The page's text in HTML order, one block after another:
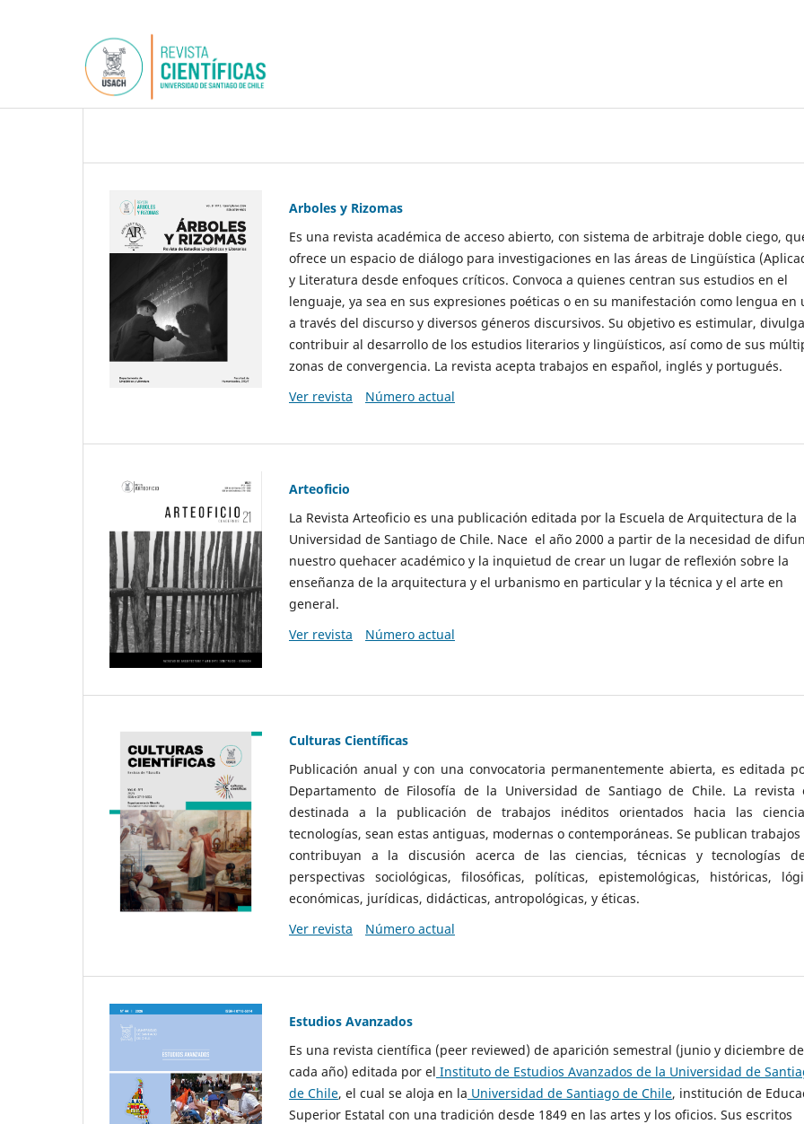
Arboles y Rizomas
Es una revista académica de acceso abierto, con sistema de arbitraje doble ciego,
ofrece un espacio de diálogo para investigaciones en las áreas de Lingüística
y Literatura desde enfoques críticos. Convoca a quienes centran sus estudios en el
lenguaje, ya sea en sus expresiones poéticas o en su manifestación como lengua en
a través del discurso y diversos géneros discursivos. Su objetivo es estimular,
contribuir al desarrollo de los estudios literarios y lingüísticos, así como de sus
zonas de convergencia. La revista acepta trabajos en español, inglés y portugués.
Ver revista
Número actual
Arteoficio
La Revista Arteoficio es una publicación editada por la Escuela de Arquitectura de la
Universidad de Santiago de Chile. Nace el año 2000 a partir de la necesidad de
nuestro quehacer académico y la inquietud de crear un lugar de reflexión sobre la
enseñanza de la arquitectura y el urbanismo en particular y la técnica y el arte en
general.
Ver revista
Número actual
Culturas Científicas
Publicación anual y con una convocatoria permanentemente abierta, es editada
Departamento de Filosofía de la Universidad de Santiago de Chile. La revista
destinada a la publicación de trabajos inéditos orientados hacia las
tecnologías, sean estas antiguas, modernas o contemporáneas. Se publican
contribuyan a la discusión acerca de las ciencias, técnicas y tecnologías
perspectivas sociológicas, filosóficas, políticas, epistemológicas, históricas,
económicas, jurídicas, didácticas, antropológicas, y éticas.
Ver revista
Número actual
Estudios Avanzados
Es una revista científica (peer reviewed) de aparición semestral (junio y diciembre de
cada año) editada por el Instituto de Estudios Avanzados de la Universidad de
de Chile, el cual se aloja en la Universidad de Santiago de Chile, institución de
Superior Estatal con una tradición desde 1849 en las artes y los oficios. Sus escritos